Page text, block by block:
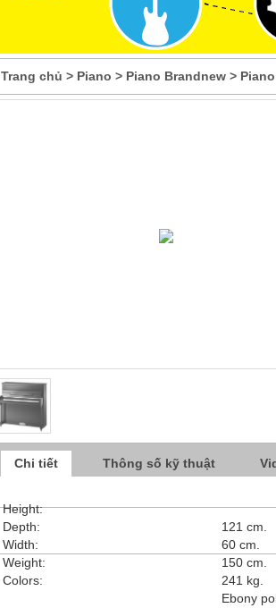
Trang chủ > Piano > Piano Brandnew >
Chi tiết Thông số kỹ thuật
Height:
Depth:
Width:
Weight:
Colors:
121 cm.
60 cm.
150 cm.
241 kg.
Ebony